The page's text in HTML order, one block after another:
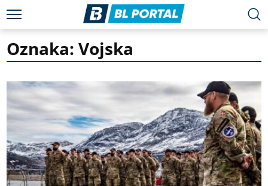
Oznaka: Vojska